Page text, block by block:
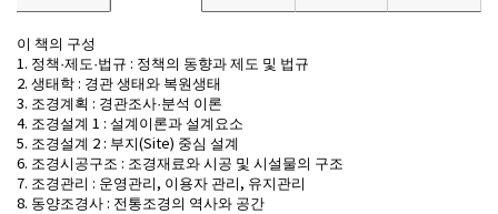
이 책의 구성
1. 정책 ·제도·법규 : 정책의 동향과 제도 및 법규
2. 생태학 : 경관 생태와 복원생태
3. 조경계획 : 경관조사·분석 이론
4. 조경설계 1 : 설계이론과 설계요소
5. 조경설계 2 : 부지(Site) 중심 설계
6. 조경시공구조 : 조경재료와 시공 및 시설물의 구조
7. 조경관리 : 운영관리 , 이용자 관리 , 유지관리
8. 동양조경사 : 전통조경의 역사와 공간